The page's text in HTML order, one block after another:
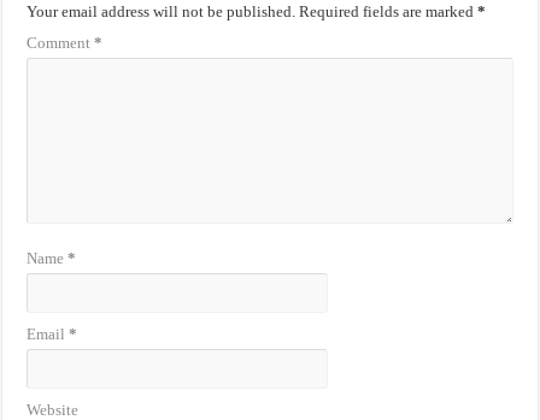
Your email address will not be published. Required fields are marked*
Comment*
Name*
Email*
Website